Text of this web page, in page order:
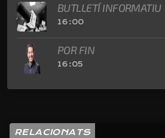
BUTLLETÍ INFORMATIU
16:00
POR FIN
16:05
RELACIONATS